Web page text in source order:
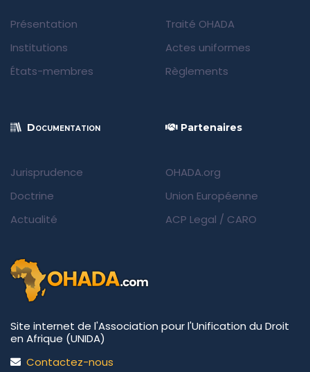
Présentation
Institutions
États-membres
Traité OHADA
Actes uniformes
Règlements
Documentation
Jurisprudence
Doctrine
Actualité
Partenaires
OHADA.org
Union Européenne
ACP Legal / CARO
Site internet de l'Association pour l'Unification du Droit
en Afrique (UNIDA)
Contactez-nous